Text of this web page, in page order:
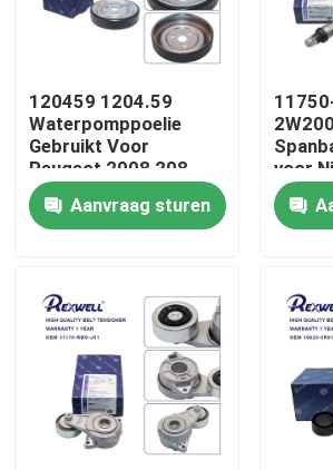
Huis
Video's
Over ons
120459 1204.59
Waterpomppoelie
Gebruikt Voor
Peugeot 2008 208
3008 308 Citroen C3
C4
Aanvraag sturen
voor
ZD30